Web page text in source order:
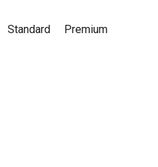
Standard Premium